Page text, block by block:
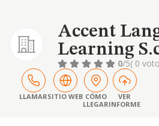
Accent
Learning
0/5( 0
LLAMARSITIO WEB CÓMO
LLEGAR
VER
INFORME